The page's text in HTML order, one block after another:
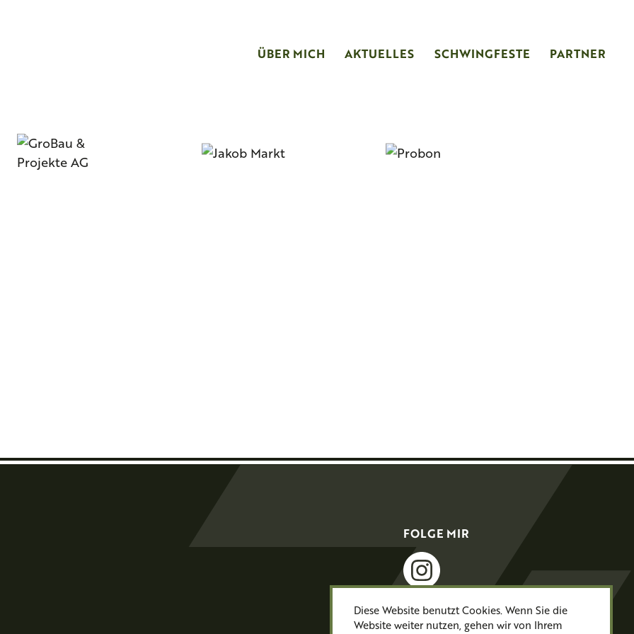
ÜBER MICH AKTUELLES SCHWINGFESTE PARTNER
FOLGE MIR
instagram
Diese Website benutzt Cookies. Wenn Sie die
Website weiter nutzen, gehen wir von Ihrem